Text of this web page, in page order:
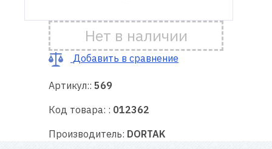
Гарантия
Ремонт
швейной
Полезные
советы
Нет в наличии
Добавить в сравнение
Артикул:: 569
Код товара: : 012362
Производитель: DORTAK